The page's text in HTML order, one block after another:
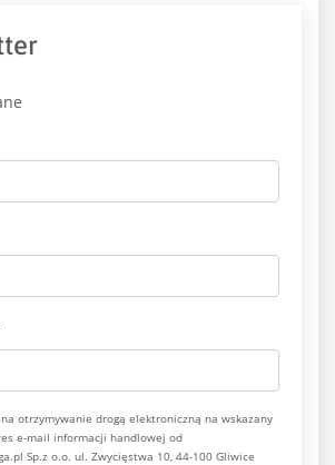
otrzymywanie drogą elektroniczną na wskazany
e-mail informacji handlowej od
Sp.z o.o. ul. Zwycięstwa 10, 44-100 Gliwice